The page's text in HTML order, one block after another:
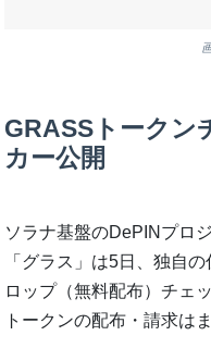
GRASSトークン
カー公開
ソラナ基盤のDePINプロ
「グラス」は5日、独自
ロップ（無料配布）チェ
トークンの配布・請求は